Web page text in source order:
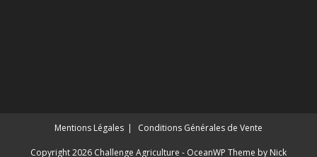
Mentions Légales Conditions Générales de Vente
Copyright 2026 Challenge Agriculture - OceanWP Theme by Nick